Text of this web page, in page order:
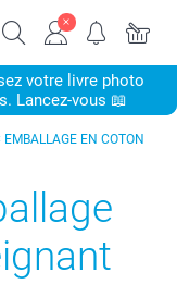
votre livre photo
Lancez-vous 📖
EN COTON